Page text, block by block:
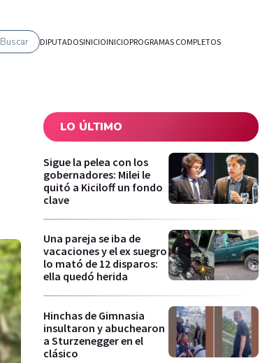
Buscar DIPUTADOSINICIOINICIOPROGRAMAS COMPLETOS
LO ÚLTIMO
Sigue la pelea con los
gobernadores: Milei le
quitó a Kiciloff un fondo
clave
Una pareja se iba de
vacaciones y el ex suegro
lo mató de 12 disparos:
ella quedó herida
Hinchas de Gimnasia
insultaron y abuchearon
a Sturzenegger en el
clásico